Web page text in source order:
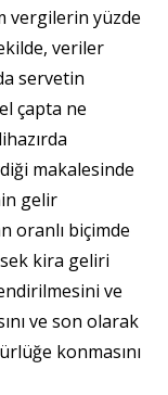
vergilerin yüzde
veriler
servetin
çapta ne
makalesinde
gelir
oranlı biçimde
kira geliri
ve
ve son olarak
konmasını